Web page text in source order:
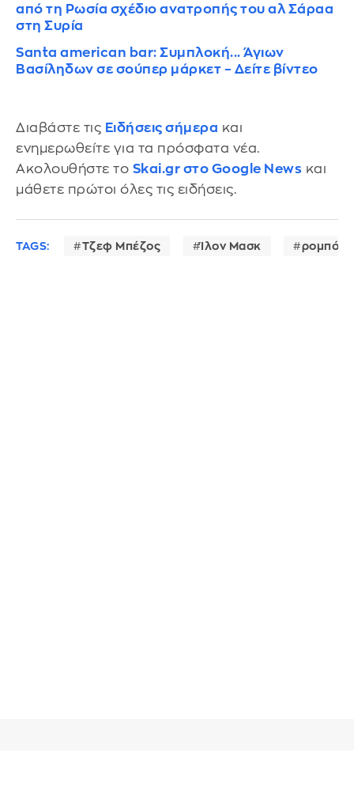
από τη Ρωσία σχέδιο ανατροπής του αλ Σάραα
στη Συρία
Santa american bar: Συμπλοκή... Άγιων
Βασίληδων σε σούπερ μάρκετ – Δείτε βίντεο
Διαβάστε τις Ειδήσεις σήμερα και
ενημερωθείτε για τα πρόσφατα νέα.
Ακολουθήστε το Skai.gr στο Google News και
μάθετε πρώτοι όλες τις ειδήσεις.
TAGS: Τζεφ Μπέζος Ίλον Μασκ ρομπότ